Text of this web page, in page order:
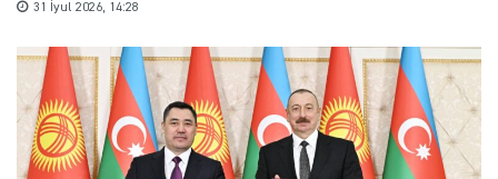
31 İyul 2026, 14:28